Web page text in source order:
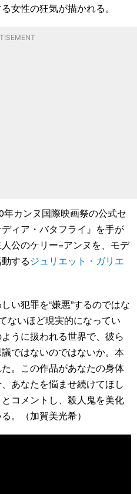
女性の狂気が描かれる。
カンヌ国際映画祭の公式セ
ィア・バタフライ』を手が
公のケリー=アンヌを、モデ
するジュリエット・ガリエ
い犯罪を“嫌悪”するのではな
ないほど現実的になってい
うに扱われる世界で、彼ら
ではないのではないか。本
。この作品があなたの身体
あなたを悩ませ続けてほし
コメントし、殺人鬼を美化
。（加賀美光希）